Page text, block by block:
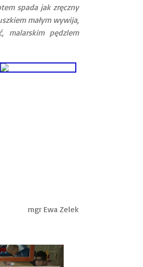
spada jak zręczny
małym wywija,
malarskim pędzlem
mgr Ewa Zelek